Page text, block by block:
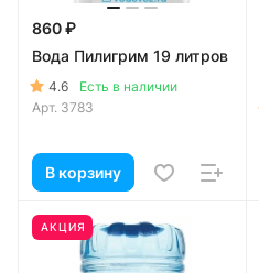
860 ₽
Вода Пилигрим 19 литров
4.6
Есть в наличии
Арт. 3783
В корзину
АКЦИЯ